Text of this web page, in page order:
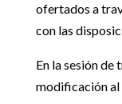
ofertados a
con las
En la sesión
modificación al